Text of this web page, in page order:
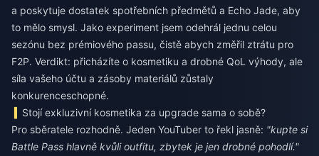
a poskytuje dostatek spotřebních předmětů a Echo Jade, aby
to mělo smysl. Jako experiment jsem odehrál jednu celou
sezónu bez prémiového passu, čistě abych změřil ztrátu pro
F2P. Verdikt: přicházíte o kosmetiku a drobné QoL výhody, ale
síla vašeho účtu a zásoby materiálů zůstaly
konkurenceschopné.
Stojí exkluzivní kosmetika za upgrade sama o sobě?
Pro sběratele rozhodně. Jeden YouTuber to řekl jasně: "kupte si
Battle Pass hlavně kvůli outfitu, zbytek je jen drobné pohodlí."